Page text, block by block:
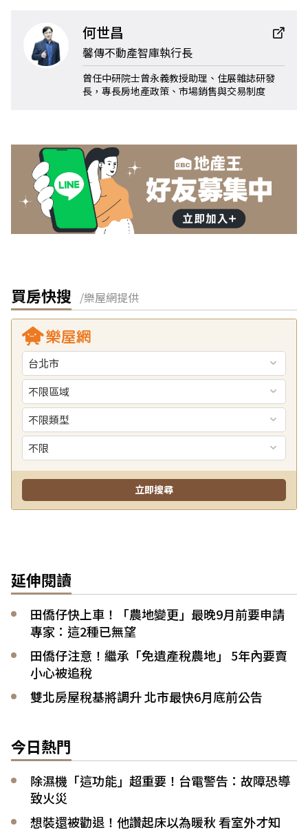
何世昌
馨傳不動產智庫執行長
曾任中研院士曾永義教授助理、住展雜誌研發
長，專長房地產政策、市場銷售與交易制度
買房快搜 /樂屋網提供
延伸閱讀
田僑仔快上車！「農地變更」最晚9月前要申請
專家：這2種已無望
田僑仔注意！繼承「免遺產稅農地」 5年內要賣
小心被追稅
雙北房屋稅基將調升 北市最快6月底前公告
今日熱門
除濕機「這功能」超重要！台電警告：故障恐導
致火災
想裝還被勸退！他讚起床以為暖秋 看室外才知